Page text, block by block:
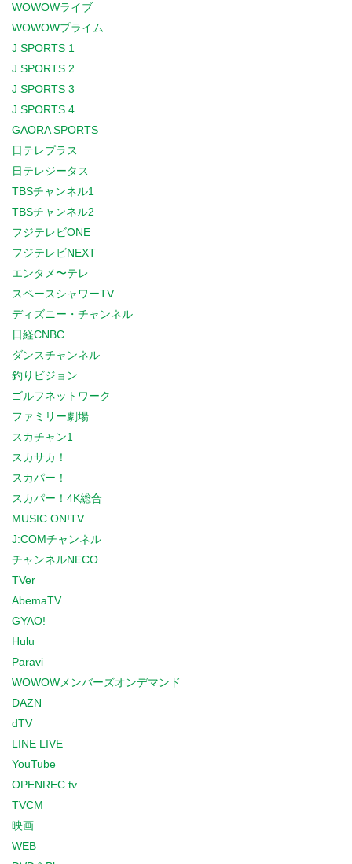
WOWOWライブ
WOWOWプライム
J SPORTS 1
J SPORTS 2
J SPORTS 3
J SPORTS 4
GAORA SPORTS
日テレプラス
日テレジータス
TBSチャンネル1
TBSチャンネル2
フジテレビONE
フジテレビNEXT
エンタメ〜テレ
スペースシャワーTV
ディズニー・チャンネル
日経CNBC
ダンスチャンネル
釣りビジョン
ゴルフネットワーク
ファミリー劇場
スカチャン1
スカサカ！
スカパー！
スカパー！4K総合
MUSIC ON!TV
J:COMチャンネル
チャンネルNECO
TVer
AbemaTV
GYAO!
Hulu
Paravi
WOWOWメンバーズオンデマンド
DAZN
dTV
LINE LIVE
YouTube
OPENREC.tv
TVCM
映画
WEB